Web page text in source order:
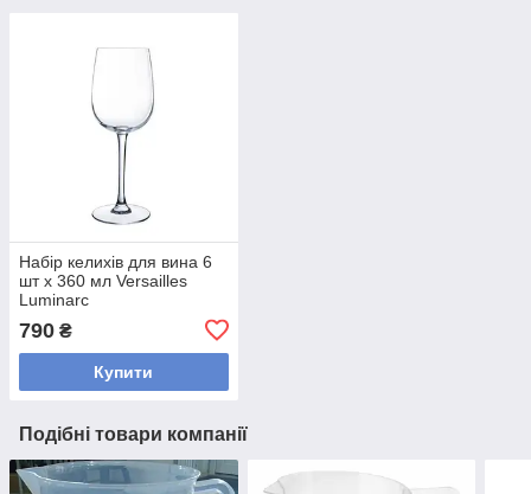
Набір келихів для вина 6
шт х 360 мл Versailles
Luminarc
790 ₴
Купити
Подібні товари компанії